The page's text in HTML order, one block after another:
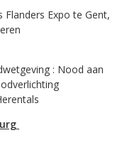
Flanders Expo te Gent,
: Nood aan